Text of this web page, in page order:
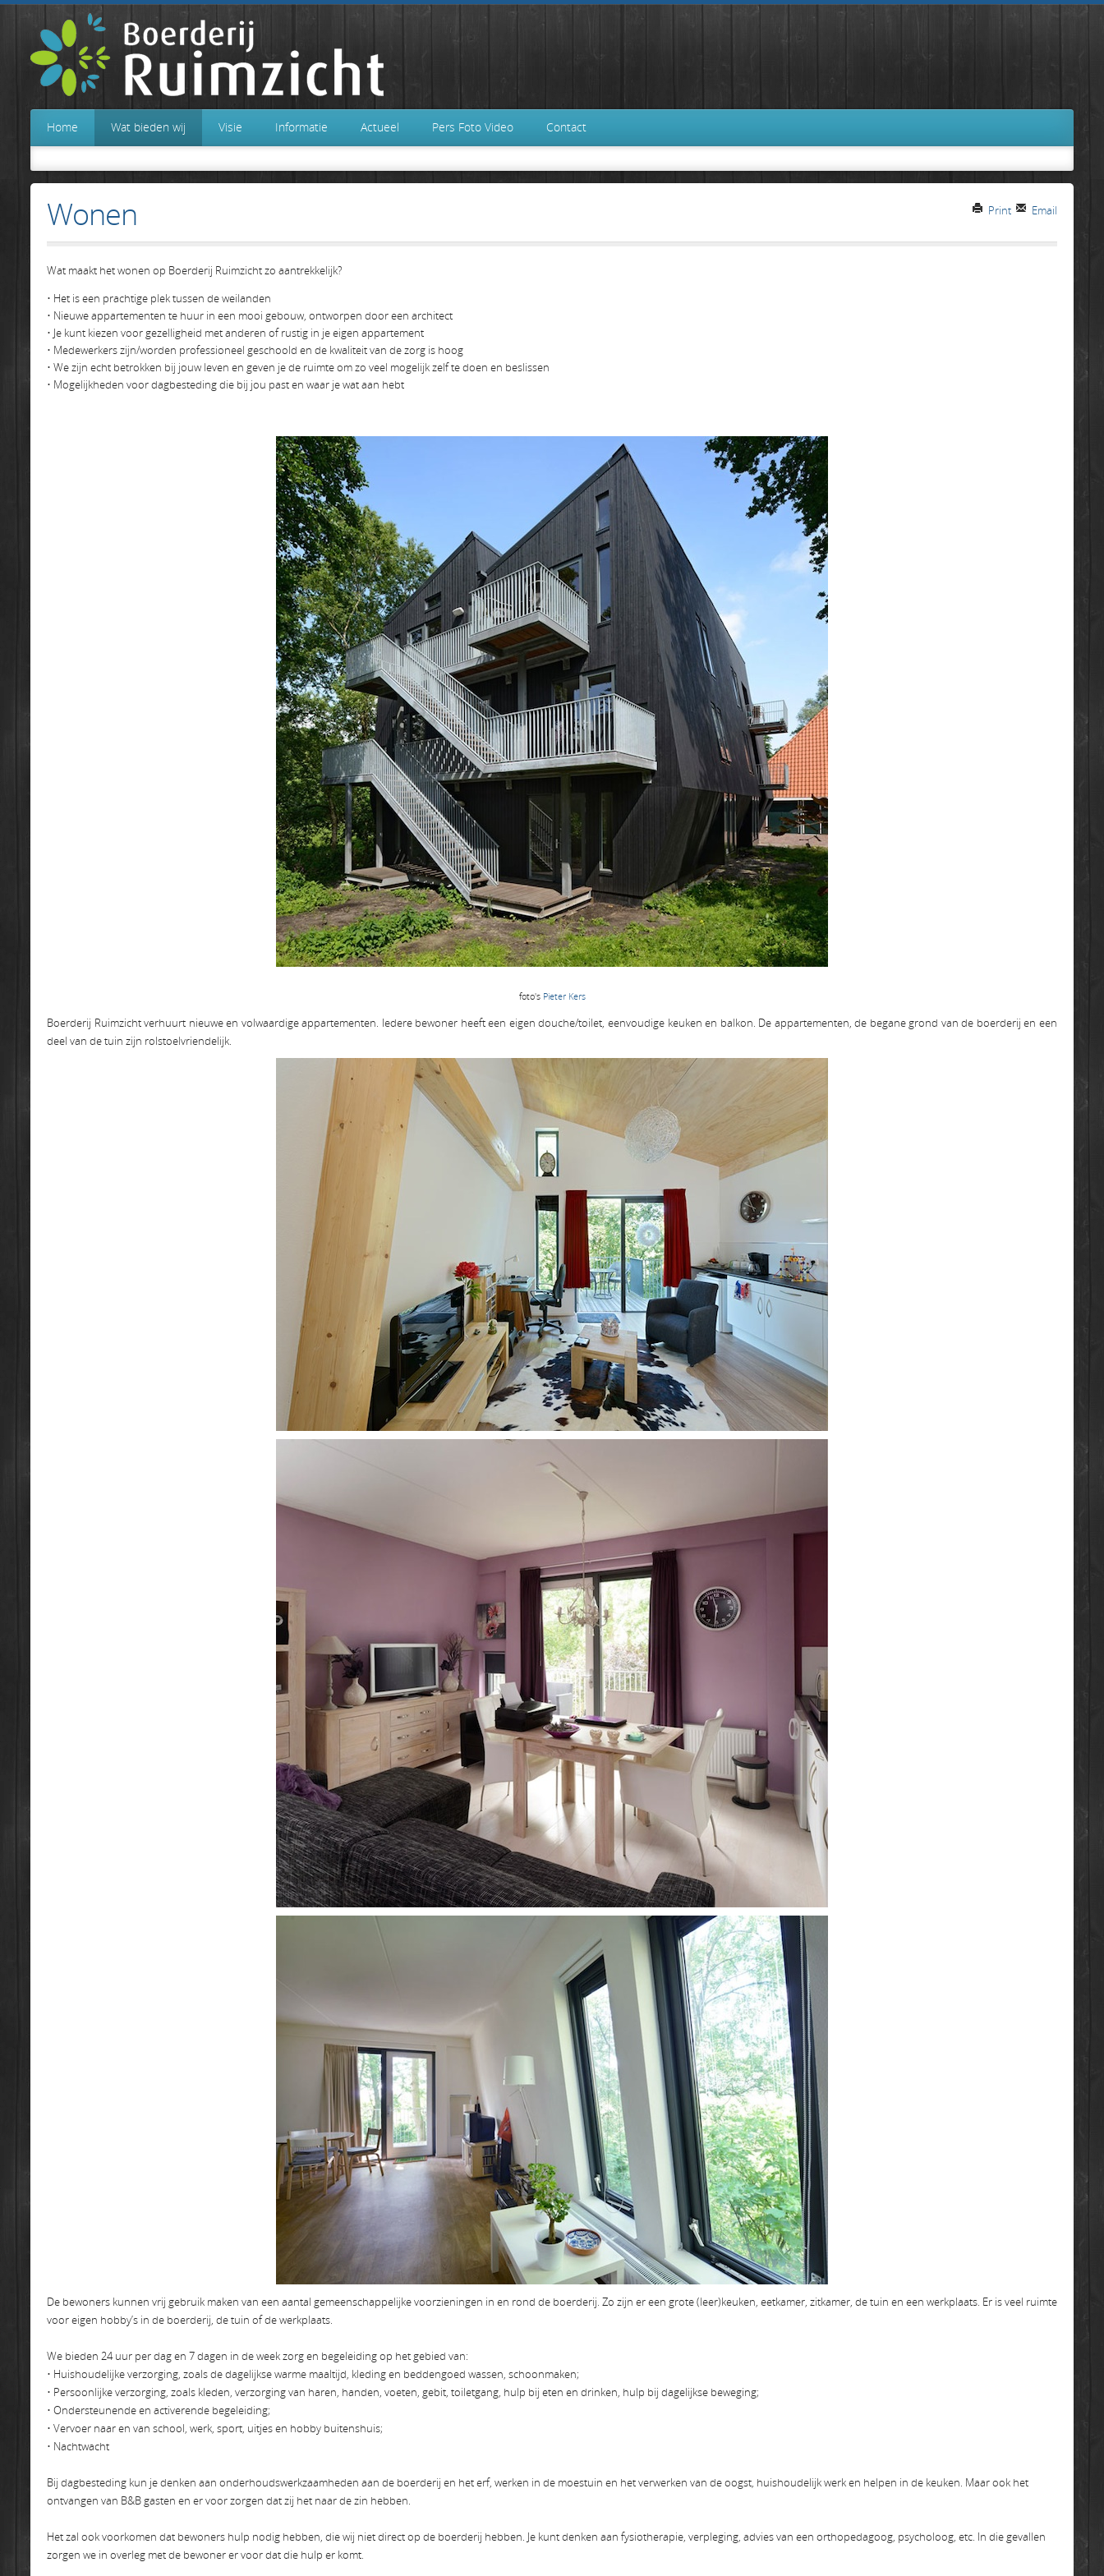
Home Wat bieden wij Visie Informatie Actueel Pers Foto Video Contact
Email
Print
Wonen
Wat maakt het wonen op Boerderij Ruimzicht zo aantrekkelijk?
• Het is een prachtige plek tussen de weilanden
• Nieuwe appartementen te huur in een mooi gebouw, ontworpen door een architect
• Je kunt kiezen voor gezelligheid met anderen of rustig in je eigen appartement
• Medewerkers zijn/worden professioneel geschoold en de kwaliteit van de zorg is hoog
• We zijn echt betrokken bij jouw leven en geven je de ruimte om zo veel mogelijk zelf te doen en beslissen
• Mogelijkheden voor dagbesteding die bij jou past en waar je wat aan hebt
foto's Pieter Kers
Boerderij Ruimzicht verhuurt nieuwe en volwaardige appartementen. Iedere bewoner heeft een eigen douche/toilet, eenvoudige keuken en balkon. De appartementen, de begane grond van de boerderij en een
deel van de tuin zijn rolstoelvriendelijk.
De bewoners kunnen vrij gebruik maken van een aantal gemeenschappelijke voorzieningen in en rond de boerderij. Zo zijn er een grote (leer)keuken, eetkamer, zitkamer, de tuin en een werkplaats. Er is veel ruimte
voor eigen hobby’s in de boerderij, de tuin of de werkplaats.
We bieden 24 uur per dag en 7 dagen in de week zorg en begeleiding op het gebied van:
• Huishoudelijke verzorging, zoals de dagelijkse warme maaltijd, kleding en beddengoed wassen, schoonmaken;
• Persoonlijke verzorging, zoals kleden, verzorging van haren, handen, voeten, gebit, toiletgang, hulp bij eten en drinken, hulp bij dagelijkse beweging;
• Ondersteunende en activerende begeleiding;
• Vervoer naar en van school, werk, sport, uitjes en hobby buitenshuis;
• Nachtwacht
Bij dagbesteding kun je denken aan onderhoudswerkzaamheden aan de boerderij en het erf, werken in de moestuin en het verwerken van de oogst, huishoudelijk werk en helpen in de keuken. Maar ook het
ontvangen van B&B gasten en er voor zorgen dat zij het naar de zin hebben.
Het zal ook voorkomen dat bewoners hulp nodig hebben, die wij niet direct op de boerderij hebben. Je kunt denken aan fysiotherapie, verpleging, advies van een orthopedagoog, psycholoog, etc. In die gevallen
zorgen we in overleg met de bewoner er voor dat die hulp er komt.